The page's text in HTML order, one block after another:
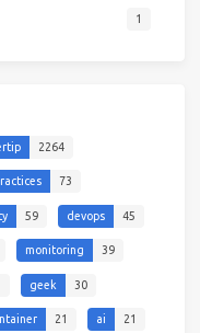
1
2264
73
59 devops 45
monitoring 39
geek 30
21 ai 21